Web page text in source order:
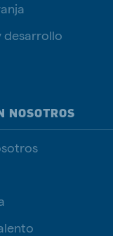
desarrollo
NOSOTROS